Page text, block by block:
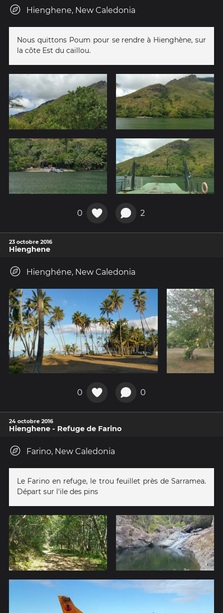
Hienghene, New Caledonia
Nous quittons Poum pour se rendre à Hienghène, sur
la côte Est du caillou.
0 2
23 octobre 2016
Hienghene
Hienghéne, New Caledonia
0 0
24 octobre 2016
Hienghene - Refuge de Farino
Farino, New Caledonia
Le Farino en refuge, le trou feuillet près de Sarramea.
Départ sur l'ile des pins